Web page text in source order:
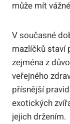
může mít
V současné
mazlíčků staví
zejména z
veřejného
přísnější
exotických
jejich držením.